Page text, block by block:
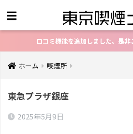
口コミ機能を追加しました。是非
ホーム 喫煙所
東急プラザ銀座
2025年5月9日